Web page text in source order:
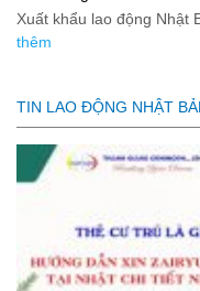
Xuất khẩu lao động Nhật
thêm
TIN LAO ĐỘNG NHẬT